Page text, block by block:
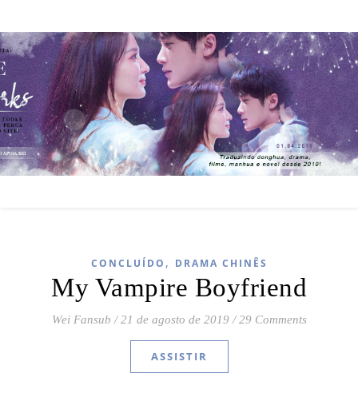
CONCLUÍDO , DRAMA CHINÊS
My Vampire Boyfriend
Wei Fansub / 21 de agosto de 2019 / 29 Comments
ASSISTIR